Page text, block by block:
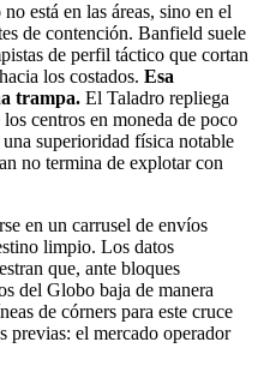
está en las áreas, sino en el
de contención. Banfield suele
de perfil táctico que cortan
los costados. Esa
trampa. El Taladro repliega
centros en moneda de poco
superioridad física notable
no termina de explotar con
en un carrusel de envíos
limpio. Los datos
que, ante bloques
del Globo baja de manera
de córners para este cruce
previas: el mercado operador